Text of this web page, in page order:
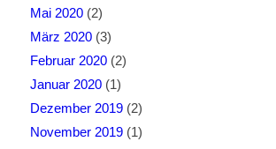
Mai 2020(2)
März 2020(3)
Februar 2020(2)
Januar 2020(1)
Dezember 2019(2)
November 2019(1)